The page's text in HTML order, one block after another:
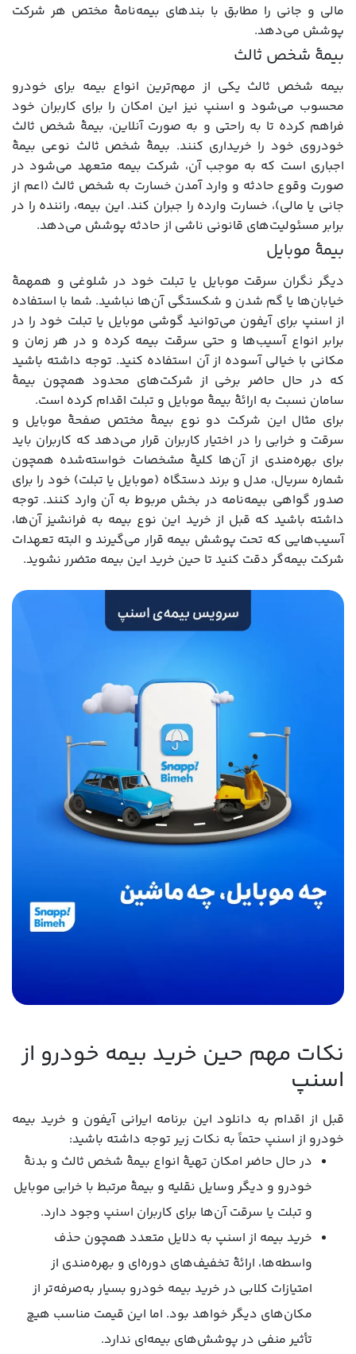
مالی و جانی را مطابق با بندهای بیمه‌نامۀ مختص هر شرکت
پوشش می‌دهد.
بیمۀ شخص ثالث
بیمه شخص ثالث یکی از مهم‌ترین انواع بیمه برای خودرو
محسوب می‌شود و اسنپ نیز این امکان را برای کاربران خود
فراهم کرده تا به راحتی و به صورت آنلاین، بیمۀ شخص ثالث
خودروی خود را خریداری کنند. بیمۀ شخص ثالث نوعی بیمۀ
اجباری است که به موجب آن، شرکت بیمه متعهد می‌شود در
صورت وقوع حادثه و وارد آمدن خسارت به شخص ثالث (اعم از
جانی یا مالی)، خسارت وارده را جبران کند. این بیمه، راننده را در
برابر مسئولیت‌های قانونی ناشی از حادثه پوشش می‌دهد.
بیمۀ موبایل
دیگر نگران سرقت موبایل یا تبلت خود در شلوغی و همهمۀ
خیابان‌ها یا گم شدن و شکستگی آن‌ها نباشید. شما با استفاده
از اسنپ برای آیفون می‌توانید گوشی موبایل یا تبلت خود را در
برابر انواع آسیب‌ها و حتی سرقت بیمه کرده و در هر زمان و
مکانی با خیالی آسوده از آن استفاده کنید. توجه داشته باشید
که در حال حاضر برخی از شرکت‌های محدود همچون بیمۀ
سامان نسبت به ارائۀ بیمۀ موبایل و تبلت اقدام کرده است.
برای مثال این شرکت دو نوع بیمۀ مختص صفحۀ موبایل و
سرقت و خرابی را در اختیار کاربران قرار می‌دهد که کاربران باید
برای بهره‌مندی از آن‌ها کلیۀ مشخصات خواسته‌شده همچون
شماره سریال، مدل و برند دستگاه (موبایل یا تبلت) خود را برای
صدور گواهی بیمه‌نامه در بخش مربوط به آن وارد کنند. توجه
داشته باشید که قبل از خرید این نوع بیمه به فرانشیز آن‌ها،
آسیب‌هایی که تحت پوشش بیمه قرار می‌گیرند و البته تعهدات
شرکت بیمه‌گر دقت کنید تا حین خرید این بیمه متضرر نشوید.
نکات مهم حین خرید بیمه خودرو از
اسنپ
قبل از اقدام به دانلود این برنامه ایرانی آیفون و خرید بیمه
خودرو از اسنپ حتماً به نکات زیر توجه داشته باشید:
در حال حاضر امکان تهیۀ انواع بیمۀ شخص ثالث و بدنۀ
خودرو و دیگر وسایل نقلیه و بیمۀ مرتبط با خرابی موبایل
و تبلت یا سرقت آن‌ها برای کاربران اسنپ وجود دارد.
خرید بیمه از اسنپ به دلایل متعدد همچون حذف
واسطه‌ها، ارائۀ تخفیف‌های دوره‌ای و بهره‌مندی از
امتیازات کلابی در خرید بیمه خودرو بسیار به‌صرفه‌تر از
مکان‌های دیگر خواهد بود. اما این قیمت مناسب هیچ
تأثیر منفی در پوشش‌های بیمه‌ای ندارد.